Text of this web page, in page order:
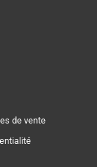
de vente